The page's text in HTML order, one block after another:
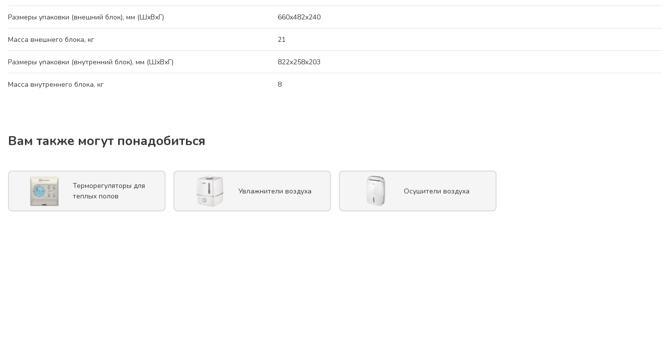
Размеры упаковки (внешний блок), мм (ШхВхГ) 660x482x240
Масса внешнего блока, кг 21
Размеры упаковки (внутренний блок), мм (ШхВхГ) 822x258x203
Масса внутреннего блока, кг 8
Вам также могут понадобиться
Терморегуляторы для
теплых полов
Увлажнители воздуха Осушители воздуха